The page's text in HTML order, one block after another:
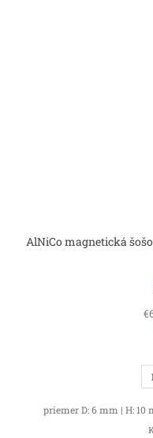
AlNiCo magnetická
priemer D: 6 mm | H: 10